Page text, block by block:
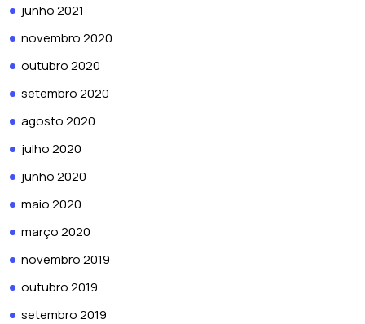
junho 2021
novembro 2020
outubro 2020
setembro 2020
agosto 2020
julho 2020
junho 2020
maio 2020
março 2020
novembro 2019
outubro 2019
setembro 2019